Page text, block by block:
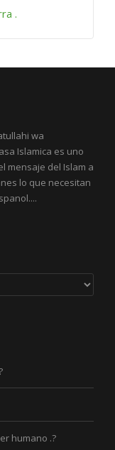
.
wa
Islamica es uno
mensaje del Islam a
lo que necesitan
humano .?